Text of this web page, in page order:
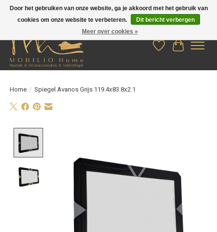
Verlanglijst
Home / Spiegel Avanos Grijs 119.4x83.8x2.1
Door het gebruiken van onze website, ga je akkoord met het gebruik van
cookies om onze website te verbeteren.
Dit bericht verbergen
Meer over cookies »